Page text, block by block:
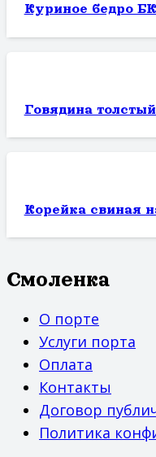
Куриное бедро БК
Говядина
Корейка свиная
Смоленка
О порте
Услуги порта
Оплата
Контакты
Договор
Политика